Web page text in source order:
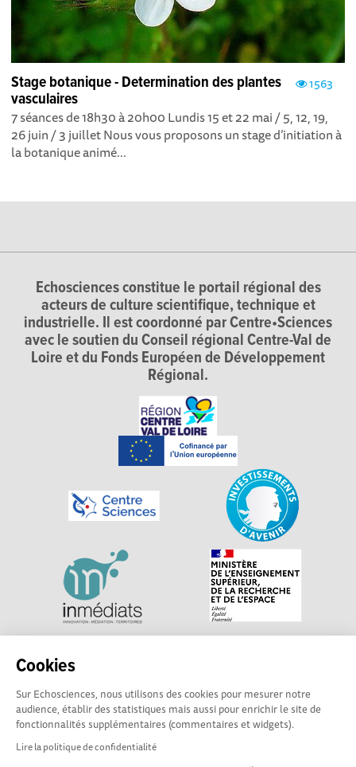
Cookies
Sur Echosciences, nous utilisons des cookies pour mesurer notre
audience, établir des statistiques mais aussi pour enrichir le site de
fonctionnalités supplémentaires (commentaires et widgets).
Lire la politique de confidentialité
1563
Stage botanique - Determination des plantes
vasculaires
7 séances de 18h30 à 20h00 Lundis 15 et 22 mai / 5, 12, 19,
26 juin / 3 juillet Nous vous proposons un stage d’initiation à
la botanique animé...
Echosciences constitue le portail régional des
acteurs de culture scientifique, technique et
industrielle. Il est coordonné par Centre•Sciences
avec le soutien du Conseil régional Centre-Val de
Loire et du Fonds Européen de Développement
Régional.
Explorer, s’exprimer, rentrer en contact : Echosciences
sciences et de technologies du territoire. Propulsé par
Centre•Sciences/ Contact : echosciences@centre-
sciences.fr